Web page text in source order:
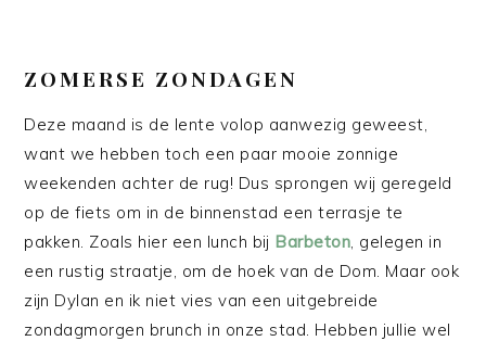
ZOMERSE ZONDAGEN
Deze maand is de lente volop aanwezig geweest,
want we hebben toch een paar mooie zonnige
weekenden achter de rug! Dus sprongen wij geregeld
op de fiets om in de binnenstad een terrasje te
pakken. Zoals hier een lunch bij Barbeton , gelegen in
een rustig straatje, om de hoek van de Dom. Maar ook
zijn Dylan en ik niet vies van een uitgebreide
zondagmorgen brunch in onze stad. Hebben jullie wel